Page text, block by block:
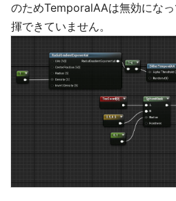
のためTemporalAAは無効にな
揮できていません。